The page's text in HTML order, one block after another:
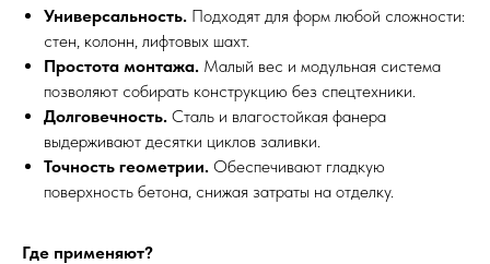
Универсальность. Подходят для форм любой сложности:
стен, колонн, лифтовых шахт.
Простота монтажа. Малый вес и модульная система
позволяют собирать конструкцию без спецтехники.
Долговечность. Сталь и влагостойкая фанера
выдерживают десятки циклов заливки.
Точность геометрии. Обеспечивают гладкую
поверхность бетона, снижая затраты на отделку.
Где применяют?